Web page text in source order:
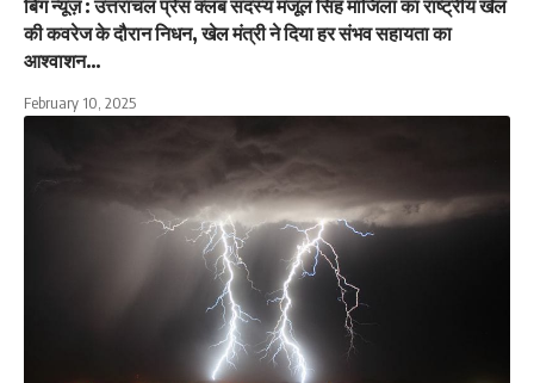
बिग न्यूज़ : उत्तरांचल प्रेस क्लब सदस्य मंजूल सिंह मांजिला का राष्ट्रीय खेल
की कवरेज के दौरान निधन, खेल मंत्री ने दिया हर संभव सहायता का
आश्वाशन…
February 10, 2025